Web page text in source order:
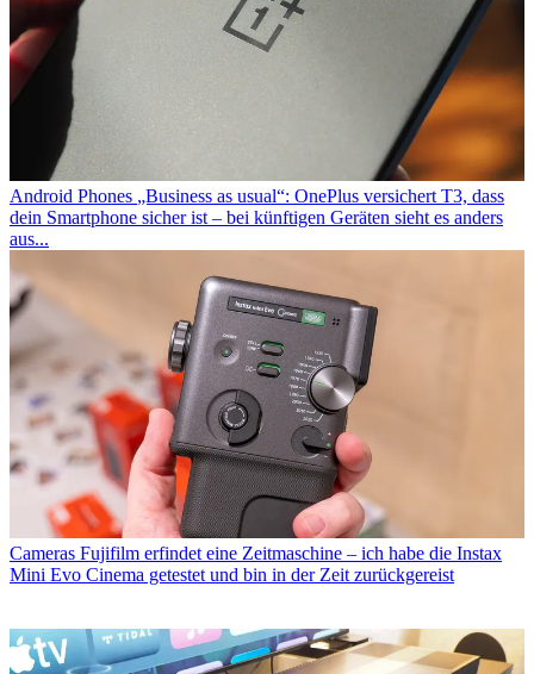
Android Phones „Business as usual“: OnePlus versichert T3, dass
dein Smartphone sicher ist – bei künftigen Geräten sieht es anders
aus...
Cameras Fujifilm erfindet eine Zeitmaschine – ich habe die Instax
Mini Evo Cinema getestet und bin in der Zeit zurückgereist